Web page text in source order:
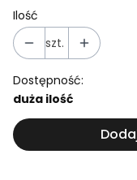
Ilość
szt.
Dostępność:
duża ilość